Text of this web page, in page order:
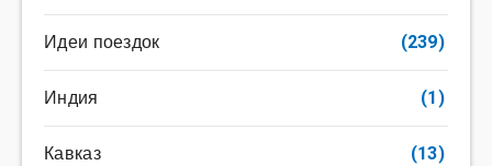
Идеи поездок (239)
Индия (1)
Кавказ (13)